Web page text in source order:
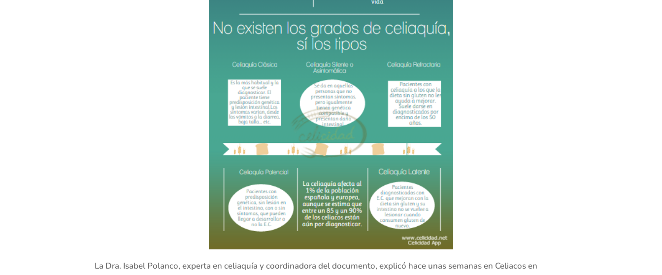
La Dra. Isabel Polanco, experta en celiaquía y coordinadora del documento, explicó hace unas semanas en Celiacos en